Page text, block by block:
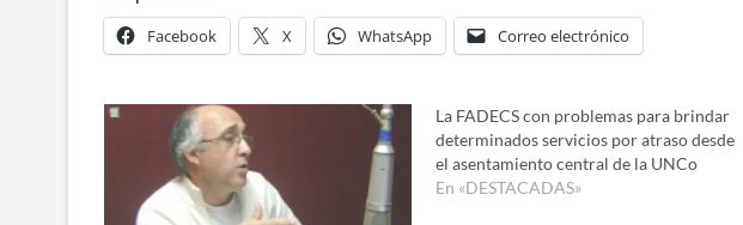
Facebook X WhatsApp Correo electrónico
La FADECS con problemas para brindar
determinados servicios por atraso desde
el asentamiento central de la UNCo
En «DESTACADAS»